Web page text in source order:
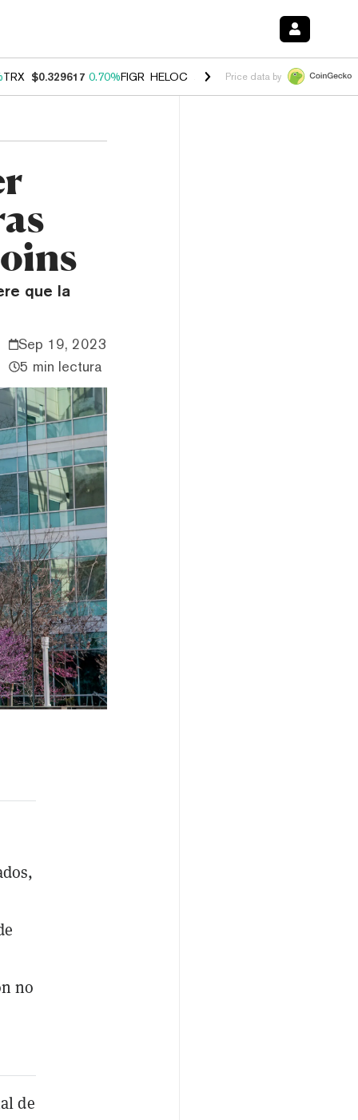
TRX $0.329617 0.70%FIGR_HELOC $1.001 -2.70%HYPE $54.76
Price data by
que la
Sep 19, 2023
5 min lectura
no
de